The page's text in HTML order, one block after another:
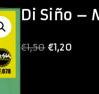
Di Siño –
€1,50 €1,20